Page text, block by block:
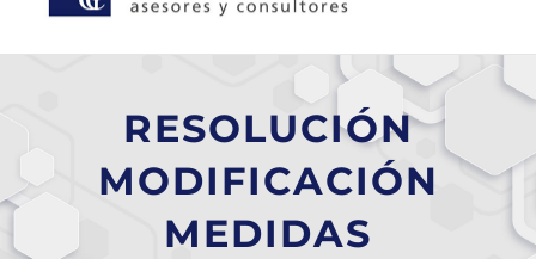
RESOLUCIÓN
MODIFICACIÓN
MEDIDAS